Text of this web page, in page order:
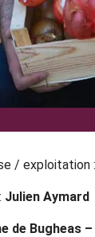
/ exploitation :
Julien Aymard
de Bugheas